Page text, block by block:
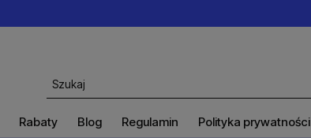
Rabaty Blog Regulamin Polityka prywatności